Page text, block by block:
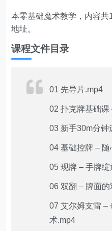
本零基础魔术教学，内容
地址。
课程文件目录
01 先导片.mp4
02 扑克牌基础课
03 新手30m分钟
04 基础控牌 –
05 现牌 – 手牌
06 双翻 – 牌面
07 艾尔姆支雷 –
术.mp4